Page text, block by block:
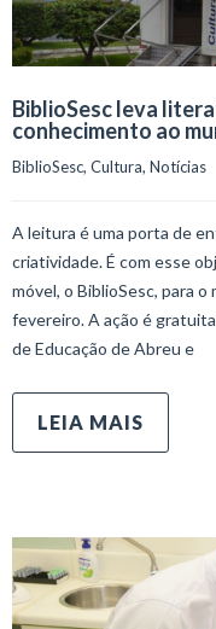
BiblioSesc leva
conhecimento ao
BiblioSesc, Cultura, Notícias
A leitura é uma porta de
criatividade. É com esse
móvel, o BiblioSesc, para
fevereiro. A ação é
de Educação de Abreu e
LEIA MAIS